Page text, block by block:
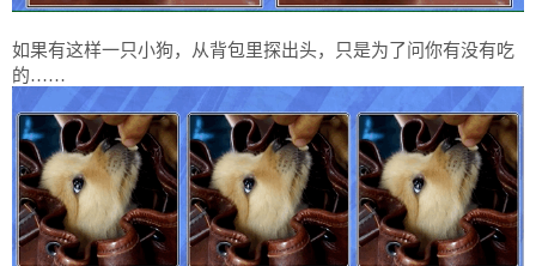
如果有这样一只小狗，从背包里探出头，只是为了问你有没有吃
的……